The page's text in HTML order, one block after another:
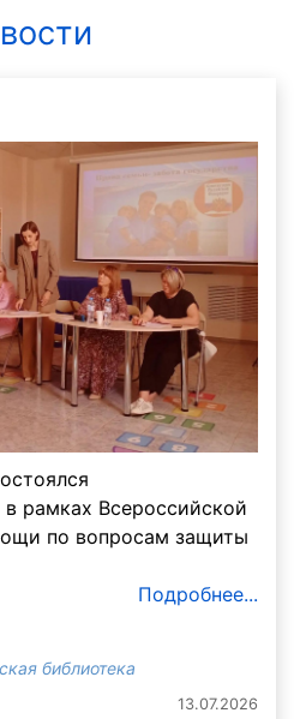
рамках Всероссийской
по вопросам защиты
Подробнее...
библиотека
13.07.2026